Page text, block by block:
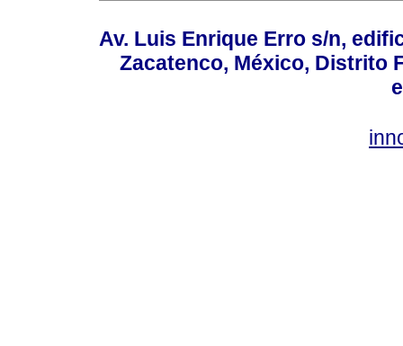
Av. Luis Enrique Erro s/n,
Zacatenco, México, Distrito